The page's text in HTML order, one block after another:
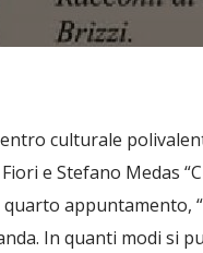
culturale
e Stefano Medas
quarto appuntamento,
In quanti modi si